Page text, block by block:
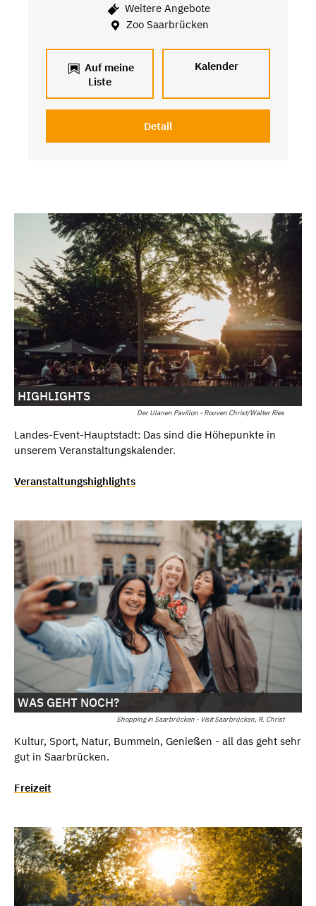
Weitere Angebote
Zoo Saarbrücken
Auf meine
Liste
Kalender
Detail
Der Ulanen Pavillon - Rouven Christ/Walter Ries
HIGHLIGHTS
Landes-Event-Hauptstadt: Das sind die Höhepunkte in
unserem Veranstaltungskalender.
Veranstaltungshighlights
Shopping in Saarbrücken - Visit Saarbrücken, R. Christ
WAS GEHT NOCH?
Kultur, Sport, Natur, Bummeln, Genießen - all das geht sehr
gut in Saarbrücken.
Freizeit